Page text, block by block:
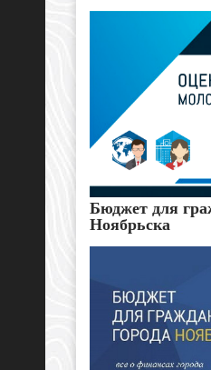
Бюджет для
Ноябрьска